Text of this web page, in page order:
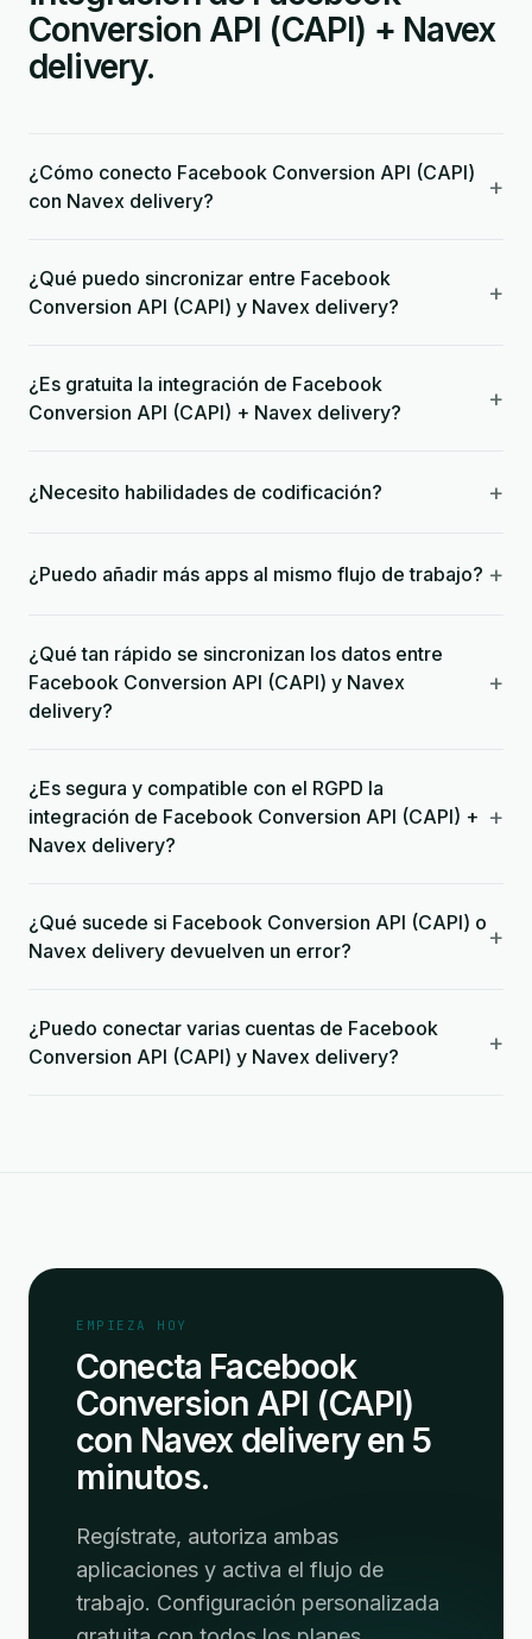
Conversion API (CAPI) + Navex
delivery.
¿Cómo conecto Facebook Conversion API (CAPI)
con Navex delivery?
+
¿Qué puedo sincronizar entre Facebook
Conversion API (CAPI) y Navex delivery?
+
¿Es gratuita la integración de Facebook
Conversion API (CAPI) + Navex delivery?
+
¿Necesito habilidades de codificación? +
¿Puedo añadir más apps al mismo flujo de trabajo? +
¿Qué tan rápido se sincronizan los datos entre
Facebook Conversion API (CAPI) y Navex
delivery?
+
¿Es segura y compatible con el RGPD la
integración de Facebook Conversion API (CAPI) +
Navex delivery?
+
¿Qué sucede si Facebook Conversion API (CAPI) o
Navex delivery devuelven un error?
+
¿Puedo conectar varias cuentas de Facebook
Conversion API (CAPI) y Navex delivery?
+
EMPIEZA HOY
Conecta Facebook
Conversion API (CAPI)
con Navex delivery en 5
minutos.
Regístrate, autoriza ambas
aplicaciones y activa el flujo de
trabajo. Configuración personalizada